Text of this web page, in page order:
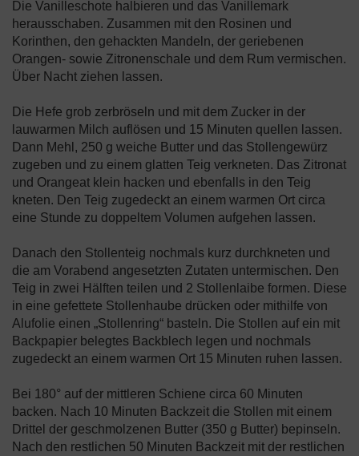
Die Vanilleschote halbieren und das Vanillemark
herausschaben. Zusammen mit den Rosinen und
Korinthen, den gehackten Mandeln, der geriebenen
Orangen- sowie Zitronenschale und dem Rum vermischen.
Über Nacht ziehen lassen.
Die Hefe grob zerbröseln und mit dem Zucker in der
lauwarmen Milch auflösen und 15 Minuten quellen lassen.
Dann Mehl, 250 g weiche Butter und das Stollengewürz
zugeben und zu einem glatten Teig verkneten. Das Zitronat
und Orangeat klein hacken und ebenfalls in den Teig
kneten. Den Teig zugedeckt an einem warmen Ort circa
eine Stunde zu doppeltem Volumen aufgehen lassen.
Danach den Stollenteig nochmals kurz durchkneten und
die am Vorabend angesetzten Zutaten untermischen. Den
Teig in zwei Hälften teilen und 2 Stollenlaibe formen. Diese
in eine gefettete Stollenhaube drücken oder mithilfe von
Alufolie einen „Stollenring“ basteln. Die Stollen auf ein mit
Backpapier belegtes Backblech legen und nochmals
zugedeckt an einem warmen Ort 15 Minuten ruhen lassen.
Bei 180° auf der mittleren Schiene circa 60 Minuten
backen. Nach 10 Minuten Backzeit die Stollen mit einem
Drittel der geschmolzenen Butter (350 g Butter) bepinseln.
Nach den restlichen 50 Minuten Backzeit mit der restlichen